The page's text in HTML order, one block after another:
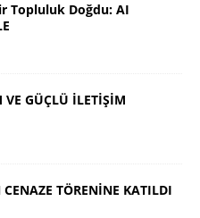
Topluluk Doğdu: AI
VE GÜÇLÜ İLETİŞİM
TÖRENİNE KATILDI